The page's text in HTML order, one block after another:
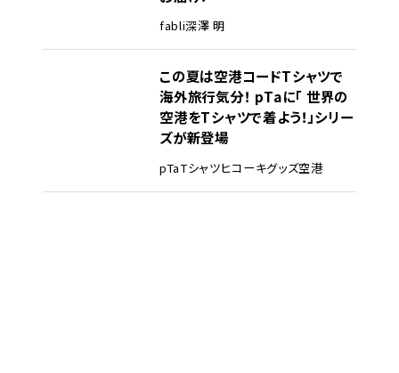
fabli深澤 明
この夏は空港コードTシャツで
海外旅行気分！ pTaに「 世界の
空港をTシャツで着よう！」シリー
ズが新登場
pTaTシャツヒコーキグッズ空港